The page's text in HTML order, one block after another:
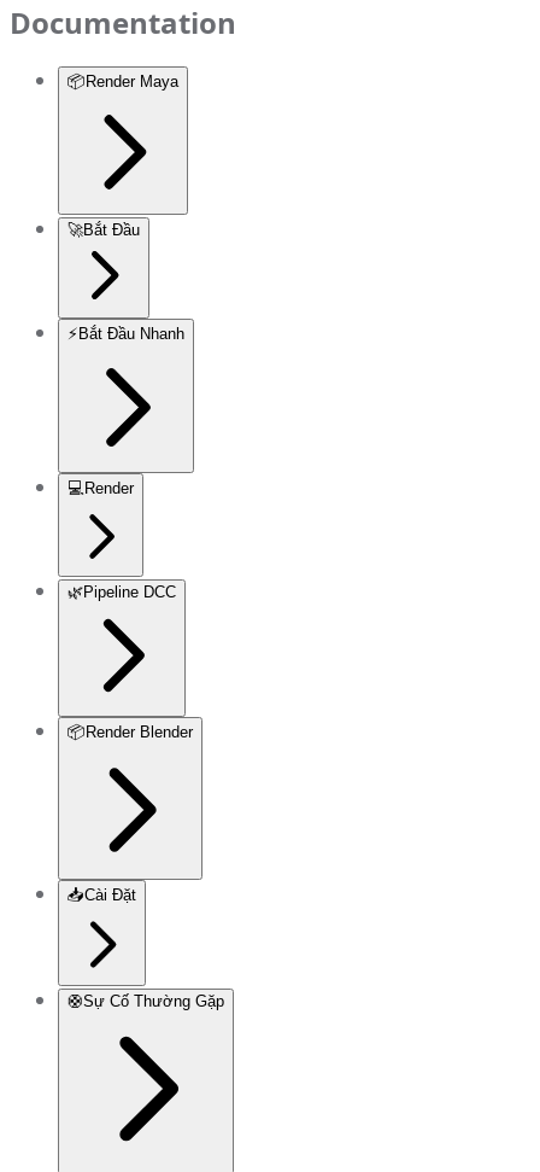
Documentation
📦 Render Maya
🚀Bắt Đầu
⚡ Bắt Đầu Nhanh
💻 Render
🌿Pipeline DCC
📦 Render Blender
📥Cài Đặt
🛟Sự Cố Thường Gặp